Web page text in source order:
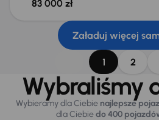
83 000 zł
Załaduj więcej
1 2
Wybraliśmy
Wybieramy dla Ciebie najlepsze
dla Ciebiedo 400